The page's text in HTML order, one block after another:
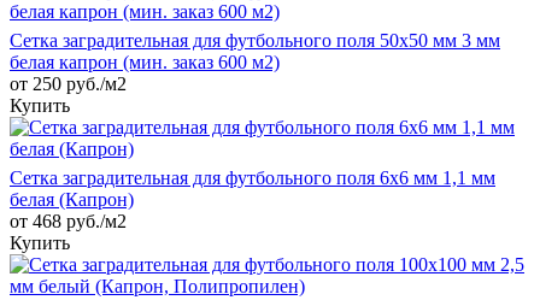
Сетка заградительная для футбольного поля 50х50 мм 3 мм
белая капрон (мин. заказ 600 м2)
от 250 руб./м2
Купить
Сетка заградительная для футбольного поля 6х6 мм 1,1 мм
белая (Капрон)
от 468 руб./м2
Купить